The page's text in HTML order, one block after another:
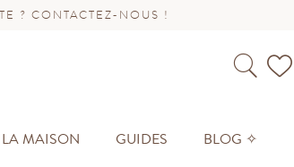
? CONTACTEZ-NOUS !
LA MAISON GUIDES BLOG ✧